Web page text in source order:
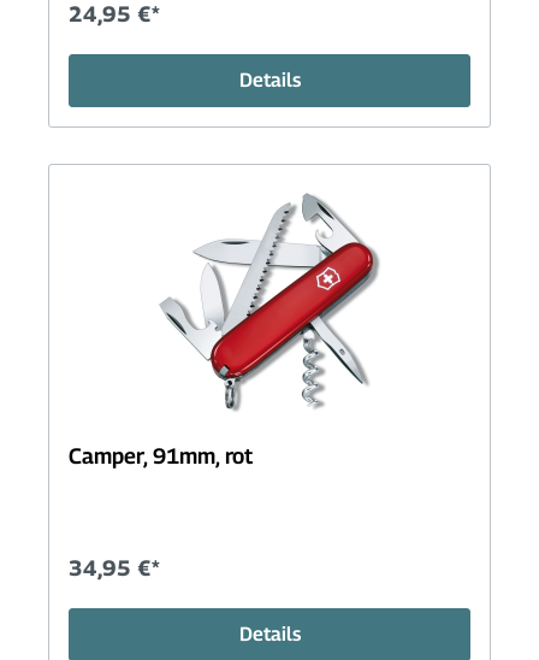
24,95 €*
Details
Camper, 91mm, rot
34,95 €*
Details